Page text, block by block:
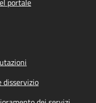
portale
disservizio